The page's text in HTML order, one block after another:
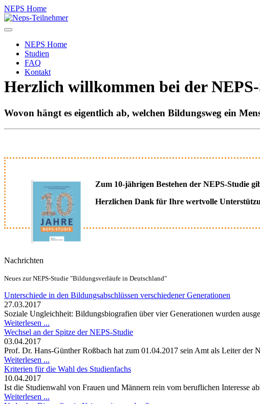
NEPS Home
Toggle
navigationNEPS Home
Studien
FAQ
Kontakt
Herzlich willkommen bei der
Wovon hängt es eigentlich ab, welchen Bildungsweg ein
Zum 10-jährigen Bestehen der NEPS-Studie
Herzlichen Dank für Ihre wertvolle
Nachrichten
Neues zur NEPS-Studie "Bildungsverläufe in Deutschland"
Unterschiede in den Bildungsabschlüssen verschiedener Generationen
27.03.2017
Soziale Ungleichheit: Bildungsbiografien über vier Generationen wurden
Weiterlesen ...
Wechsel an der Spitze der NEPS-Studie
03.04.2017
Prof. Dr. Hans-Günther Roßbach hat zum 01.04.2017 sein Amt als Leiter der
Weiterlesen ...
Kriterien für die Wahl des Studienfachs
10.04.2017
Ist die Studienwahl von Frauen und Männern rein vom beruflichen Interesse
Weiterlesen ...